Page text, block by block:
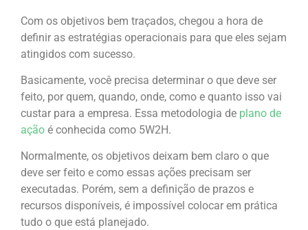
Com os objetivos bem traçados, chegou a hora de
definir as estratégias operacionais para que eles sejam
atingidos com sucesso.
Basicamente, você precisa determinar o que deve ser
feito, por quem, quando, onde, como e quanto isso vai
custar para a empresa. Essa metodologia de plano de
ação é conhecida como 5W2H.
Normalmente, os objetivos deixam bem claro o que
deve ser feito e como essas ações precisam ser
executadas. Porém, sem a definição de prazos e
recursos disponíveis, é impossível colocar em prática
tudo o que está planejado.